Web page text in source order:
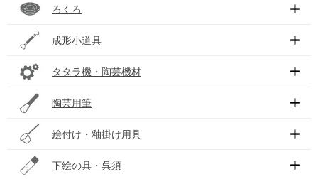
ろくろ
成形小道具
タタラ機・陶芸機材
陶芸用筆
絵付け・釉掛け用具
下絵の具・呉須